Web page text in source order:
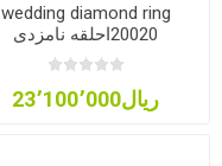
wedding diamond ring
20020احلقه نامزدی
ریال23٬100٬000